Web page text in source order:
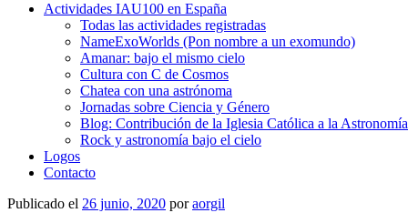
Actividades IAU100 en España
Todas las actividades registradas
NameExoWorlds (Pon nombre a un exomundo)
Amanar: bajo el mismo cielo
Cultura con C de Cosmos
Chatea con una astrónoma
Jornadas sobre Ciencia y Género
Blog: Contribución de la Iglesia Católica a la Astronomía
Rock y astronomía bajo el cielo
Logos
Contacto
Publicado el 26 junio, 2020 poraorgil